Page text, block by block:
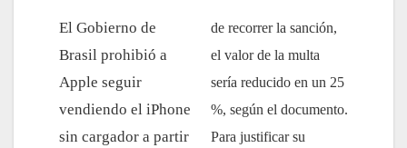
El Gobierno de
Brasil prohibió a
Apple seguir
vendiendo el iPhone
sin cargador a partir
de recorrer la sanción,
el valor de la multa
sería reducido en un 25
%, según el documento.
Para justificar su